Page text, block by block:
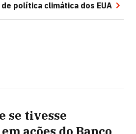
política climática dos EUA
se tivesse